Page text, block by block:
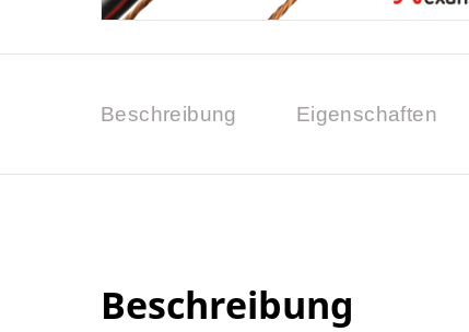
Beschreibung Eigenschaften
Beschreibung